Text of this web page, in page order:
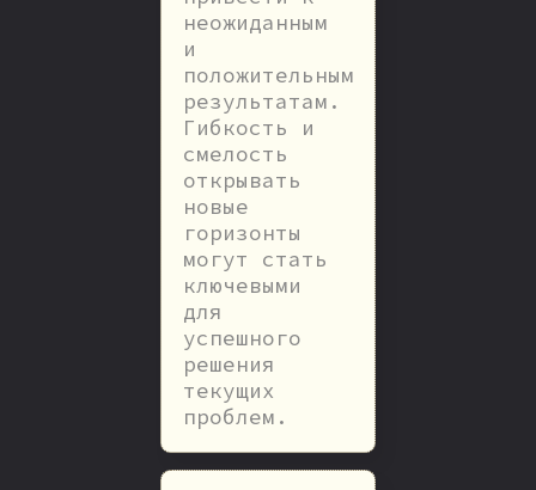
неожиданным
и
положительным
результатам.
Гибкость и
смелость
открывать
новые
горизонты
могут стать
ключевыми
для
успешного
решения
текущих
проблем.